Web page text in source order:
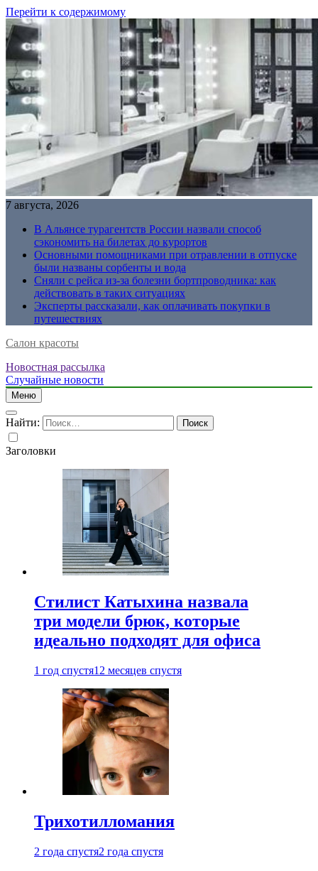
Перейти к содержимому
7 августа, 2026
В Альянсе турагентств России назвали способ
сэкономить на билетах до курортов
Основными помощниками при отравлении в отпуске
были названы сорбенты и вода
Сняли с рейса из-за болезни бортпроводника: как
действовать в таких ситуациях
Эксперты рассказали, как оплачивать покупки в
путешествиях
Салон красоты
Новостная рассылка
Случайные новости
Меню
Найти:
Заголовки
Стилист Катыхина назвала
три модели брюк, которые
идеально подходят для офиса
1 год спустя12 месяцев спустя
Трихотилломания
2 года спустя2 года спустя